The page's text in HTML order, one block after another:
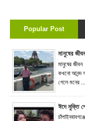
Popular Post
মানুষের জীবন
মানুষের
কখনো আনন্দ
গেলে মনের ...
ঈদে মুক্তি